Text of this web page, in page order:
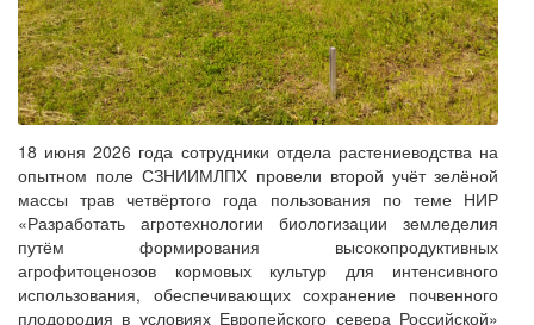
18 июня 2026 года сотрудники отдела растениеводства на
опытном поле СЗНИИМЛПХ провели второй учёт зелёной
массы трав четвёртого года пользования по теме НИР
«Разработать агротехнологии биологизации земледелия
путём формирования высокопродуктивных
агрофитоценозов кормовых культур для интенсивного
использования, обеспечивающих сохранение почвенного
плодородия в условиях Европейского севера Российской»